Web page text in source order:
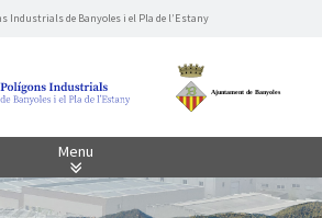
Industrials de Banyoles i el Pla de l’Estany
Menu